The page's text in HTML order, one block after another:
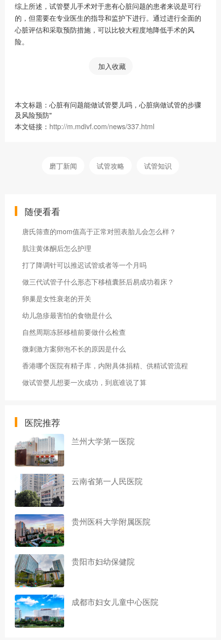
综上所述，试管婴儿手术对于患有心脏问题的患者来说是可行
的，但需要在专业医生的指导和监护下进行。通过进行全面的
心脏评估和采取预防措施，可以比较大程度地降低手术的风
险。
加入收藏
本文标题：心脏有问题能做试管婴儿吗，心脏病做试管的步骤
及风险预防"
本文链接： http://m.mdivf.com/news/337.html
磨丁新闻 试管攻略 试管知识
随便看看
唐氏筛查的mom值高于正常对照表胎儿会怎么样？
肌注黄体酮后怎么护理
打了降调针可以推迟试管或者等一个月吗
做三代试管子什么形态下移植囊胚后易成功着床？
卵巢是女性衰老的开关
幼儿急疹最害怕的食物是什么
自然周期冻胚移植前要做什么检查
微刺激方案卵泡不长的原因是什么
香港哪个医院有精子库，内附具体捐精、供精试管流程
做试管婴儿想要一次成功，到底谁说了算
医院推荐
兰州大学第一医院
云南省第一人民医院
贵州医科大学附属医院
贵阳市妇幼保健院
成都市妇女儿童中心医院